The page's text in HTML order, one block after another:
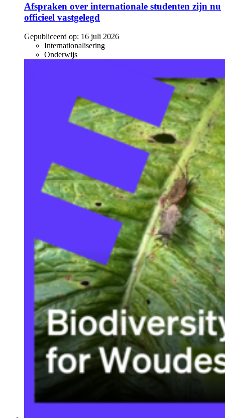
Afspraken over internationale studenten zijn nu
officieel vastgelegd
Gepubliceerd op: 16 juli 2026
Internationalisering
Onderwijs